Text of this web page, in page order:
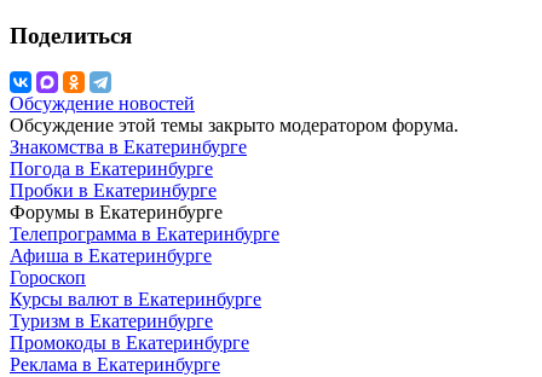
Поделиться
Обсуждение новостей
Обсуждение этой темы закрыто модератором форума.
Знакомства в Екатеринбурге
Погода в Екатеринбурге
Пробки в Екатеринбурге
Форумы в Екатеринбурге
Телепрограмма в Екатеринбурге
Афиша в Екатеринбурге
Гороскоп
Курсы валют в Екатеринбурге
Туризм в Екатеринбурге
Промокоды в Екатеринбурге
Реклама в Екатеринбурге